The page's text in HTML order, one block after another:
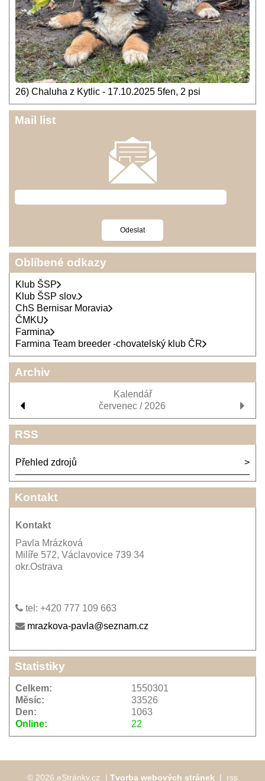
26) Chaluha z Kytlic - 17.10.2025 5fen, 2 psi
Mail list
Oblíbené odkazy
Klub ŠSP
Klub ŠSP slov.
ChS Bernisar Moravia
ČMKU
Farmina
Farmina Team breeder -chovatelský klub ČR
Archiv
Kalendář
červenec / 2026
RSS
Přehled zdrojů
Kontakt
Kontakt
Pavla Mrázková
Milíře 572, Václavovice 739 34
okr.Ostrava
tel: +420 777 109 663
mrazkova-pavla@seznam.cz
Statistiky
Online: 22
Celkem:
1550301
Měsíc:
33526
Den:
1063
© 2026 eStránky.cz | Tvorba webových stránek rss